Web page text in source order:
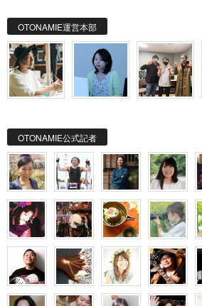
OTONAMIE運営本部
OTONAMIE公式記者